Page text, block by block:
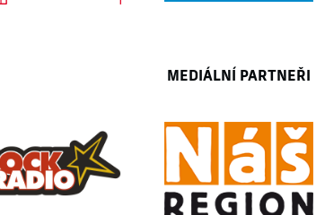
MEDIÁLNÍ PARTNEŘI